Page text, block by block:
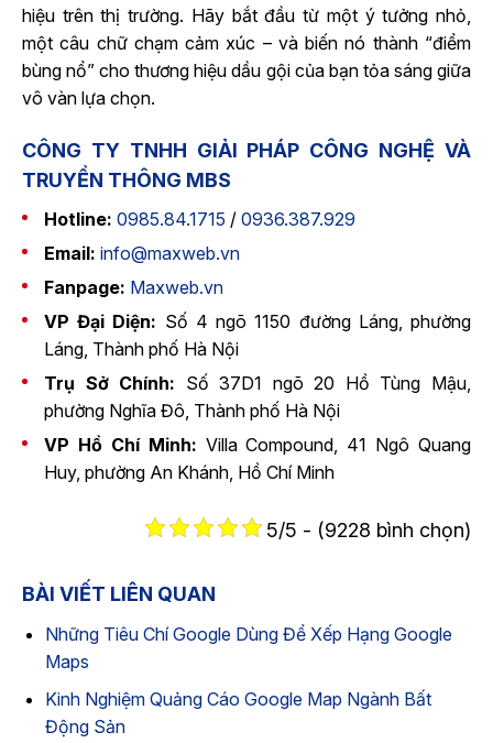
hiệu trên thị trường. Hãy bắt đầu từ một ý tưởng nhỏ,
một câu chữ chạm cảm xúc – và biến nó thành “điểm
bùng nổ” cho thương hiệu dầu gội của bạn tỏa sáng giữa
vô vàn lựa chọn.
CÔNG TY TNHH GIẢI PHÁP CÔNG NGHỆ VÀ
TRUYỀN THÔNG MBS
Hotline: 0985.84.1715 / 0936.387.929
Email: info@maxweb.vn
Fanpage: Maxweb.vn
VP Đại Diện: Số 4 ngõ 1150 đường Láng, phường
Láng, Thành phố Hà Nội
Trụ Sở Chính: Số 37D1 ngõ 20 Hồ Tùng Mậu,
phường Nghĩa Đô, Thành phố Hà Nội
VP Hồ Chí Minh: Villa Compound, 41 Ngô Quang
Huy, phường An Khánh, Hồ Chí Minh
5/5 - (9228 bình chọn)
BÀI VIẾT LIÊN QUAN
Những Tiêu Chí Google Dùng Để Xếp Hạng Google
Maps
Kinh Nghiệm Quảng Cáo Google Map Ngành Bất
Động Sản